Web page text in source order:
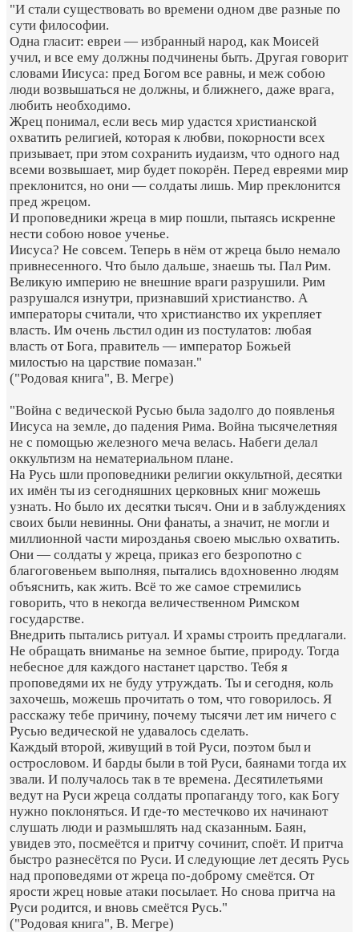
"И стали существовать во времени одном две разные по
сути философии.
Одна гласит: евреи — избранный народ, как Моисей
учил, и все ему должны подчинены быть. Другая говорит
словами Иисуса: пред Богом все равны, и меж собою
люди возвышаться не должны, и ближнего, даже врага,
любить необходимо.
Жрец понимал, если весь мир удастся христианской
охватить религией, которая к любви, покорности всех
призывает, при этом сохранить иудаизм, что одного над
всеми возвышает, мир будет покорён. Перед евреями мир
преклонится, но они — солдаты лишь. Мир преклонится
пред жрецом.
И проповедники жреца в мир пошли, пытаясь искренне
нести собою новое ученье.
Иисуса? Не совсем. Теперь в нём от жреца было немало
привнесенного. Что было дальше, знаешь ты. Пал Рим.
Великую империю не внешние враги разрушили. Рим
разрушался изнутри, признавший христианство. А
императоры считали, что христианство их укрепляет
власть. Им очень льстил один из постулатов: любая
власть от Бога, правитель — император Божьей
милостью на царствие помазан."
("Родовая книга", В. Мегре)
"Война с ведической Русью была задолго до появленья
Иисуса на земле, до падения Рима. Война тысячелетняя
не с помощью железного меча велась. Набеги делал
оккультизм на нематериальном плане.
На Русь шли проповедники религии оккультной, десятки
их имён ты из сегодняшних церковных книг можешь
узнать. Но было их десятки тысяч. Они и в заблуждениях
своих были невинны. Они фанаты, а значит, не могли и
миллионной части мирозданья своею мыслью охватить.
Они — солдаты у жреца, приказ его безропотно с
благоговеньем выполняя, пытались вдохновенно людям
объяснить, как жить. Всё то же самое стремились
говорить, что в некогда величественном Римском
государстве.
Внедрить пытались ритуал. И храмы строить предлагали.
Не обращать вниманье на земное бытие, природу. Тогда
небесное для каждого настанет царство. Тебя я
проповедями их не буду утруждать. Ты и сегодня, коль
захочешь, можешь прочитать о том, что говорилось. Я
расскажу тебе причину, почему тысячи лет им ничего с
Русью ведической не удавалось сделать.
Каждый второй, живущий в той Руси, поэтом был и
острословом. И барды были в той Руси, баянами тогда их
звали. И получалось так в те времена. Десятилетьями
ведут на Руси жреца солдаты пропаганду того, как Богу
нужно поклоняться. И где-то местечково их начинают
слушать люди и размышлять над сказанным. Баян,
увидев это, посмеётся и притчу сочинит, споёт. И притча
быстро разнесётся по Руси. И следующие лет десять Русь
над проповедями от жреца по-доброму смеётся. От
ярости жрец новые атаки посылает. Но снова притча на
Руси родится, и вновь смеётся Русь."
("Родовая книга", В. Мегре)